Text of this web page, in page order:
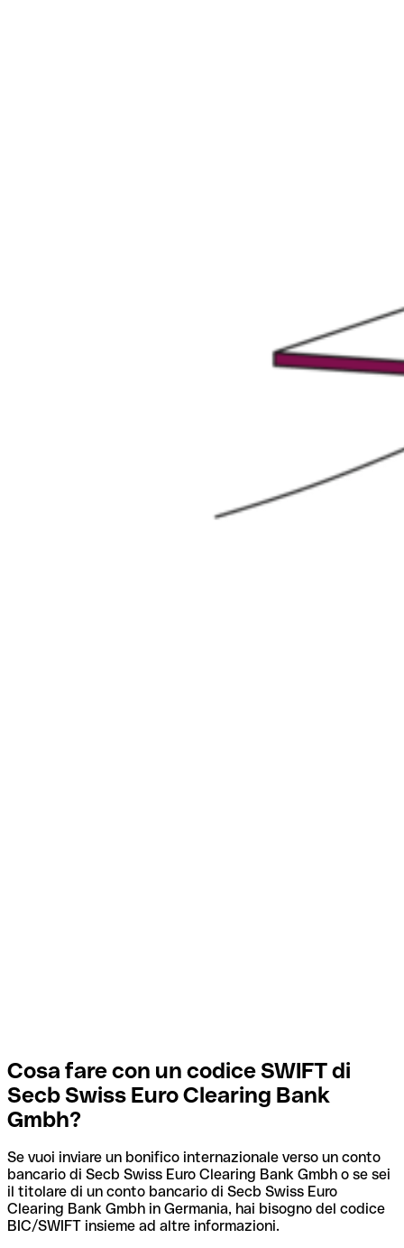
Cosa fare con un codice SWIFT di
Secb Swiss Euro Clearing Bank
Gmbh?
Se vuoi inviare un bonifico internazionale verso un conto
bancario di Secb Swiss Euro Clearing Bank Gmbh o se sei
il titolare di un conto bancario di Secb Swiss Euro
Clearing Bank Gmbh in Germania, hai bisogno del codice
BIC/SWIFT insieme ad altre informazioni.